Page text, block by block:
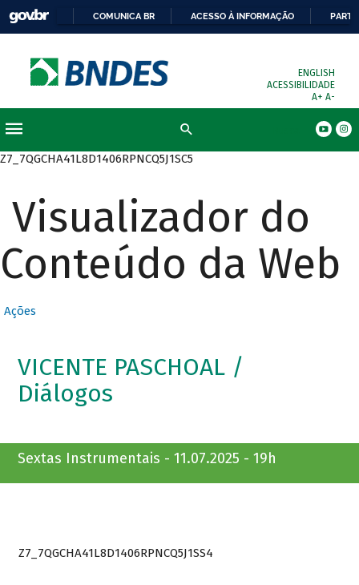
COMUNICA BR ACESSO À INFORMAÇÃO
ENGLISH
ACESSIBILIDADE
A+ A-
Z7_7QGCHA41L8D1406RPNCQ5J1SC5
Visualizador do
Conteúdo da Web
Ações
VICENTE PASCHOAL /
Diálogos
Sextas Instrumentais - 11.07.2025 - 19h
Z7_7QGCHA41L8D1406RPNCQ5J1SS4